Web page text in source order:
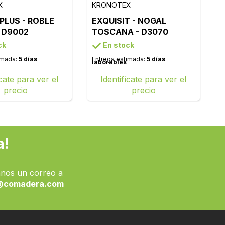
- ROBLE
D9002
5 días
para ver el
precio
KRONOTEX
EXQUISIT - NOGAL
TOSCANA - D3070
En stock
Entrega estimada:5 días
laborables
Identifícate para ver el
precio
un correo a